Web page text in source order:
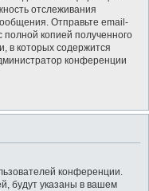
отслеживания
Отправьте email-
копией полученного
в которых содержится
конференции
конференции.
будут указаны в вашем